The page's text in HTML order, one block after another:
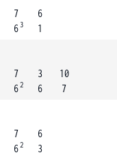
7
6 3
6
1
7
62
3
6
10
7
7
62
6
3